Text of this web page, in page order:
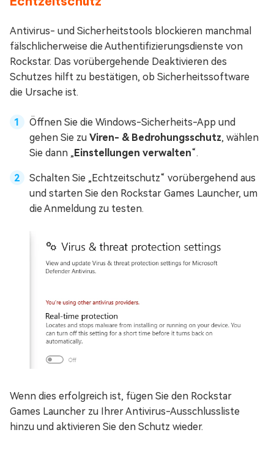
Antivirus- und Sicherheitstools blockieren manchmal
fälschlicherweise die Authentifizierungsdienste von
Rockstar. Das vorübergehende Deaktivieren des
Schutzes hilft zu bestätigen, ob Sicherheitssoftware
die Ursache ist.
Öffnen Sie die Windows-Sicherheits-App und
gehen Sie zu Viren- & Bedrohungsschutz, wählen
Sie dann „Einstellungen verwalten“.
Schalten Sie „Echtzeitschutz“ vorübergehend aus
und starten Sie den Rockstar Games Launcher, um
die Anmeldung zu testen.
Wenn dies erfolgreich ist, fügen Sie den Rockstar
Games Launcher zu Ihrer Antivirus-Ausschlussliste
hinzu und aktivieren Sie den Schutz wieder.